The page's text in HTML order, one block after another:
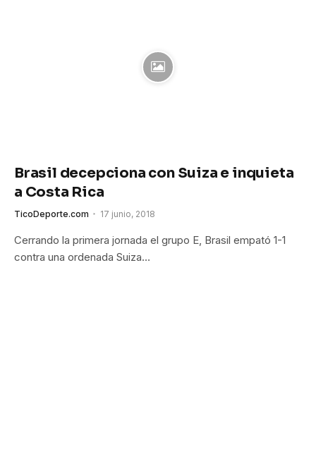
Brasil decepciona con Suiza e inquieta
a Costa Rica
TicoDeporte.com 17 junio, 2018
Cerrando la primera jornada el grupo E, Brasil empató 1-1
contra una ordenada Suiza…